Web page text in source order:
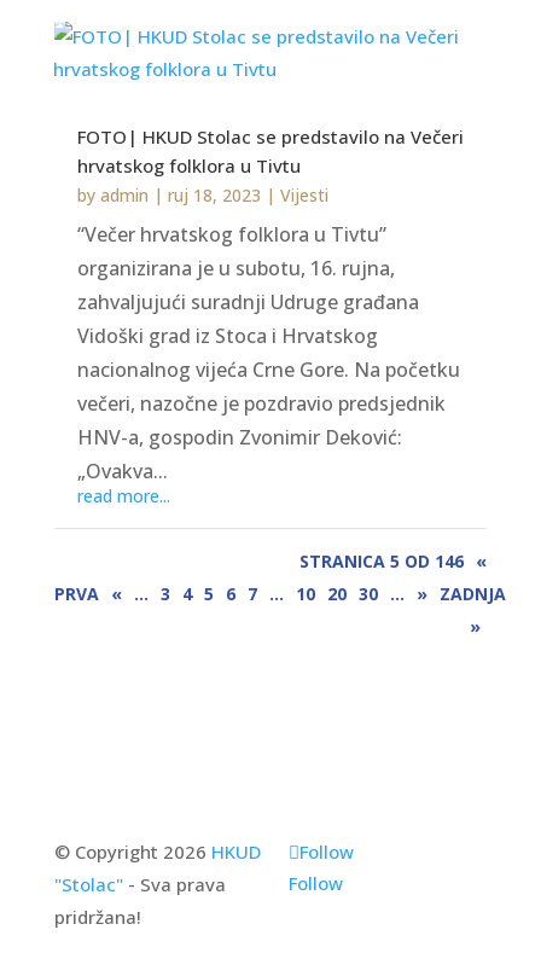
FOTO| HKUD Stolac se predstavilo na Večeri
hrvatskog folklora u Tivtu
by admin | ruj 18, 2023 | Vijesti
“Večer hrvatskog folklora u Tivtu”
organizirana je u subotu, 16. rujna,
zahvaljujući suradnji Udruge građana
Vidoški grad iz Stoca i Hrvatskog
nacionalnog vijeća Crne Gore. Na početku
večeri, nazočne je pozdravio predsjednik
HNV-a, gospodin Zvonimir Deković:
„Ovakva...
read more...
STRANICA 5 OD 146 «
PRVA « ... 3 4 5 6 7 ... 10 20 30 ... » ZADNJA
»
© Copyright 2026 HKUD
"Stolac"- Sva prava
pridržana!
Follow
Follow